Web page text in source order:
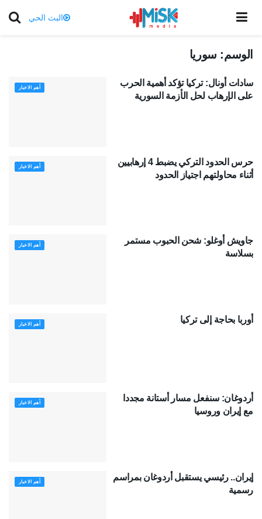
البث الحي
الوسم: سوريا
أهم الاخبار
سادات أونال: تركيا تؤكد أهمية الحرب
على الإرهاب لحل الأزمة السورية
أهم الاخبار
حرس الحدود التركي يضبط 4 إرهابيين
أثناء محاولتهم اجتياز الحدود
أهم الاخبار
جاويش أوغلو: شحن الحبوب مستمر
بسلاسة
أهم الاخبار أوربا بحاجة إلى تركيا
أهم الاخبار
أردوغان: سنفعل مسار أستانة مجددا
مع إيران وروسيا
أهم الاخبار
إيران.. رئيسي يستقبل أردوغان بمراسم
رسمية